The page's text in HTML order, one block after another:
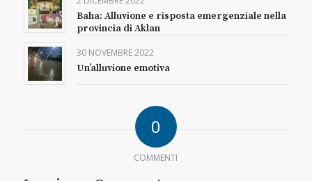
Baha: Alluvione e risposta emergenziale nella
provincia di Aklan
30 NOVEMBRE 2022
Un’alluvione emotiva
0
COMMENTI